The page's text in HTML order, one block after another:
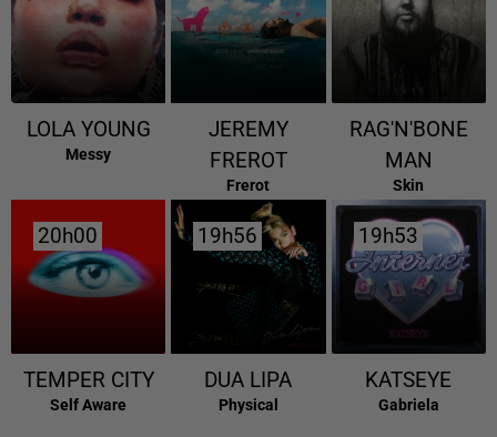
LOLA YOUNG
Messy
JEREMY
FREROT
Frerot
RAG'N'BONE
MAN
Skin
20h00
20h00
TEMPER CITY
Self Aware
19h56
19h56
DUA LIPA
Physical
19h53
19h53
KATSEYE
Gabriela